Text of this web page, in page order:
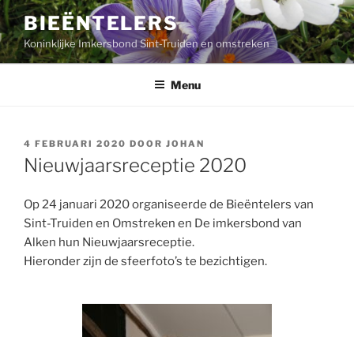
Ga
naar
de
inhoud
BIEËNTELERS
Koninklijke Imkersbond Sint-Truiden en omstreken
Menu
GEPLAATST
OP
4 FEBRUARI 2020 DOOR JOHAN
Nieuwjaarsreceptie 2020
Op 24 januari 2020 organiseerde de Bieëntelers van
Sint-Truiden en Omstreken en De imkersbond van
Alken hun Nieuwjaarsreceptie.
Hieronder zijn de sfeerfoto’s te bezichtigen.